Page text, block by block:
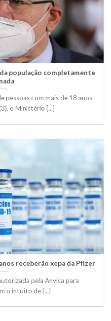
população completamente
pessoas com mais de 18 anos
o Ministério [...]
receberão xepa da Pfizer
pela Anvisa para
o intuito de [...]